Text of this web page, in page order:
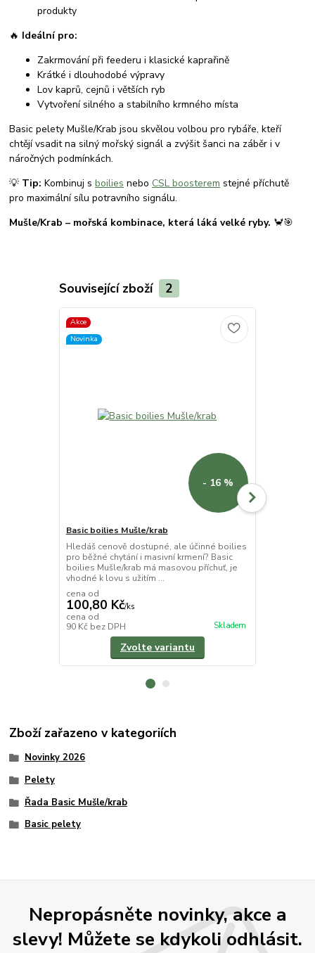
produkty
🔥 Ideální pro:
Zakrmování při feederu i klasické kaprařině
Krátké i dlouhodobé výpravy
Lov kaprů, cejnů i větších ryb
Vytvoření silného a stabilního krmného místa
Basic pelety Mušle/Krab jsou skvělou volbou pro rybáře, kteří
chtějí vsadit na silný mořský signál a zvýšit šanci na záběr i v
náročných podmínkách.
💡 Tip: Kombinuj sboilies nebo CSL boosterem stejné příchutě
pro maximální sílu potravního signálu.
Mušle/Krab – mořská kombinace, která láká velké ryby. 🦀🎯
Související zboží 2
Akce
Novinka
- 16 %
Basic boilies Mušle/krab
Hledáš cenově dostupné, ale účinné boilies
pro běžné chytání i masivní krmení? Basic
boilies Mušle/krab má masovou příchuť, je
vhodné k lovu s užitím ...
cena od
100,80 Kč/ks
cena od
90 Kč bez DPH Skladem
Zvolte variantu
Zboží zařazeno v kategoriích
Novinky 2026
Pelety
Řada Basic Mušle/krab
Basic pelety
Nepropásněte novinky, akce a
slevy! Můžete se kdykoli odhlásit.